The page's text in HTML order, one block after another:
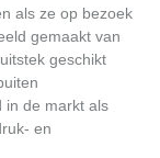
als ze op bezoek
gemaakt van
geschikt
in de markt als
en